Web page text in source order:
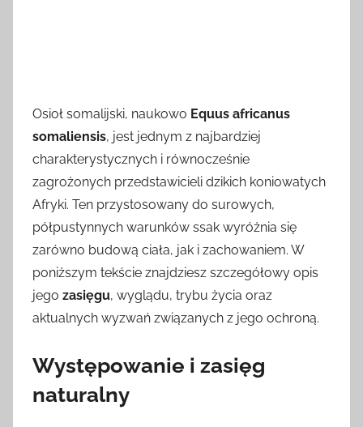
Osioł somalijski, naukowo Equus africanus
somaliensis, jest jednym z najbardziej
charakterystycznych i równocześnie
zagrożonych przedstawicieli dzikich koniowatych
Afryki. Ten przystosowany do surowych,
półpustynnych warunków ssak wyróżnia się
zarówno budową ciała, jak i zachowaniem. W
poniższym tekście znajdziesz szczegółowy opis
jego zasięgu, wyglądu, trybu życia oraz
aktualnych wyzwań związanych z jego ochroną.
Występowanie i zasięg
naturalny